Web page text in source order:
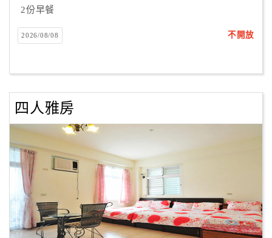
訂
Q&A
國
旅
卡
請
款
收
據
2份早餐
2026/08/08 不開放
四人雅房